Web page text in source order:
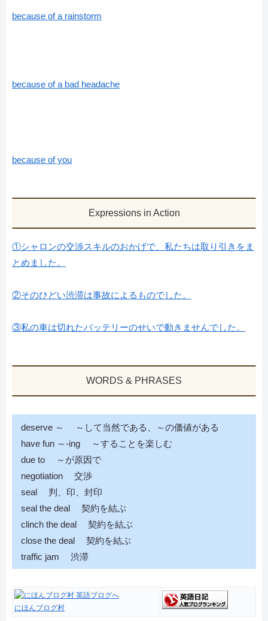
because of a rainstorm
because of a bad headache
because of you
Expressions in Action
①シャロンの交渉スキルのおかげで、私たちは取り引きをま
とめました。
②そのひどい渋滞は事故によるものでした。
③私の車は切れたバッテリーのせいで動きませんでした。
WORDS & PHRASES
deserve ～ ～して当然である、～の価値がある
have fun ～-ing ～することを楽しむ
due to ～が原因で
negotiation 交渉
seal 判、印、封印
seal the deal 契約を結ぶ
clinch the deal 契約を結ぶ
close the deal 契約を結ぶ
traffic jam 渋滞
にほんブログ村